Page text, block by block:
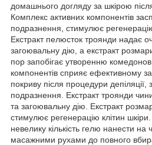
домашнього догляду за шкірою
Комплекс активних компонентів
подразнення, стимулює
Екстракт пелюсток троянди надає
загоювальну дію, а екстракт
пор запобігає утворенню
компонентів сприяє ефективному
покриву після процедури депіляції,
подразнення. Екстракт троянди
та загоювальну дію. Екстракт
стимулює регенерацію клітин
невелику кількість гелю нанести на
масажними рухами до повного